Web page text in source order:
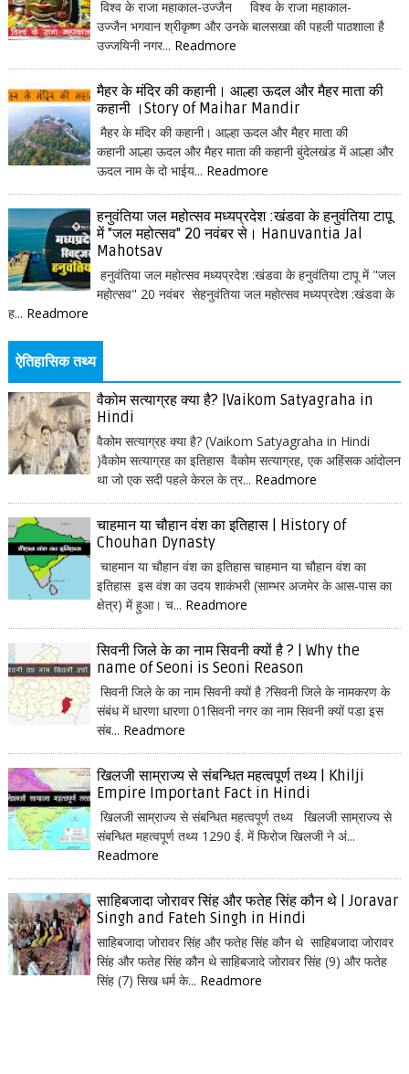
विश्व के राजा महाकाल-उज्जैन विश्व के राजा महाकाल-
उज्जैन भगवान श्रीकृष्ण और उनके बालसखा की पहली पाठशाला है
उज्जयिनी नगर... Readmore
मैहर के मंदिर की कहानी। आल्हा ऊदल और मैहर माता की
कहानी ।Story of Maihar Mandir
मैहर के मंदिर की कहानी। आल्हा ऊदल और मैहर माता की
कहानी आल्हा ऊदल और मैहर माता की कहानी बुंदेलखंड में आल्हा और
ऊदल नाम के दो भाईय... Readmore
हनुवंतिया जल महोत्सव मध्यप्रदेश :खंडवा के हनुवंतिया टापू
में "जल महोत्सव" 20 नवंबर से। Hanuvantia Jal
Mahotsav
हनुवंतिया जल महोत्सव मध्यप्रदेश :खंडवा के हनुवंतिया टापू में "जल
महोत्सव" 20 नवंबर सेहनुवंतिया जल महोत्सव मध्यप्रदेश :खंडवा के
ह... Readmore
ऐतिहासिक तथ्य
वैकोम सत्याग्रह क्या है? |Vaikom Satyagraha in
Hindi
वैकोम सत्याग्रह क्या है? (Vaikom Satyagraha in Hindi
)वैकोम सत्याग्रह का इतिहास वैकोम सत्याग्रह, एक अहिंसक आंदोलन
था जो एक सदी पहले केरल के त्र... Readmore
चाहमान या चौहान वंश का इतिहास | History of
Chouhan Dynasty
चाहमान या चौहान वंश का इतिहास चाहमान या चौहान वंश का
इतिहास इस वंश का उदय शाकंभरी (साम्भर अजमेर के आस-पास का
क्षेत्र) में हुआ। च... Readmore
सिवनी जिले के का नाम सिवनी क्यों है ? | Why the
name of Seoni is Seoni Reason
सिवनी जिले के का नाम सिवनी क्यों है ?सिवनी जिले के नामकरण के
संबंध में धारणा धारणा 01सिवनी नगर का नाम सिवनी क्यों पडा इस
संब... Readmore
खिलजी साम्राज्य से संबन्धित महत्वपूर्ण तथ्य | Khilji
Empire Important Fact in Hindi
खिलजी साम्राज्य से संबन्धित महत्वपूर्ण तथ्य खिलजी साम्राज्य से
संबन्धित महत्वपूर्ण तथ्य 1290 ई. में फिरोज खिलजी ने अं...
Readmore
साहिबजादा जोरावर सिंह और फतेह सिंह कौन थे | Joravar
Singh and Fateh Singh in Hindi
साहिबजादा जोरावर सिंह और फतेह सिंह कौन थे साहिबजादा जोरावर
सिंह और फतेह सिंह कौन थे साहिबजादे जोरावर सिंह (9) और फतेह
सिंह (7) सिख धर्म के... Readmore